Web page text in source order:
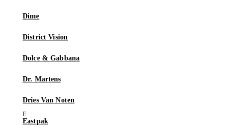
Dime
District Vision
Dolce & Gabbana
Dr. Martens
Dries Van Noten
Eastpak